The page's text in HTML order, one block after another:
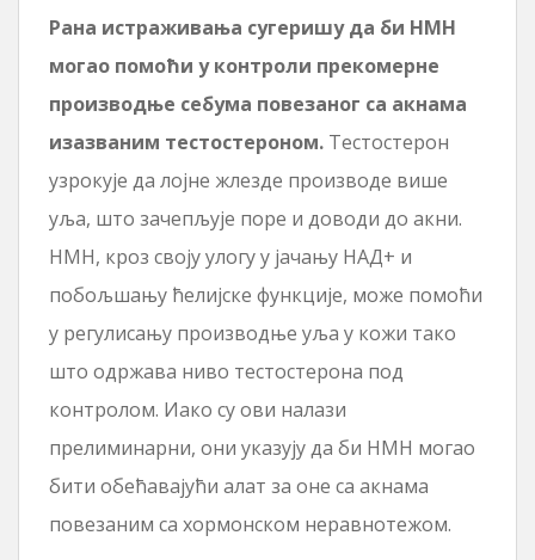
Рана истраживања сугеришу да би НМН
могао помоћи у контроли прекомерне
производње себума повезаног са акнама
изазваним тестостероном. Тестостерон
узрокује да лојне жлезде производе више
уља, што зачепљује поре и доводи до акни.
НМН, кроз своју улогу у јачању НАД+ и
побољшању ћелијске функције, може помоћи
у регулисању производње уља у кожи тако
што одржава ниво тестостерона под
контролом. Иако су ови налази
прелиминарни, они указују да би НМН могао
бити обећавајући алат за оне са акнама
повезаним са хормонском неравнотежом.